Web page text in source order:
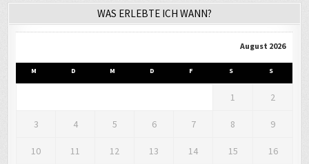
WAS ERLEBTE ICH WANN?
August 2026
M D M D F S S
1 2
3 4 5 6 7 8 9
10 11 12 13 14 15 16